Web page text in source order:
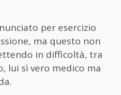
per esercizio
ma questo non
in difficoltà, tra
lui sì vero medico ma